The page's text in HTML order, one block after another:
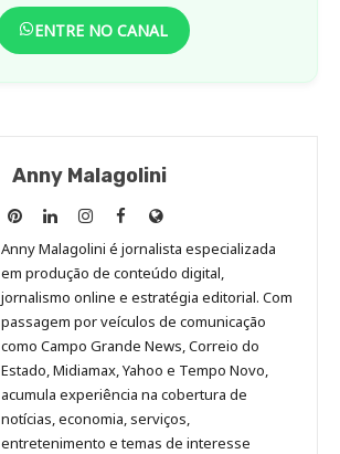
ENTRE NO CANAL
Anny Malagolini
Anny
Malagolini
no
Pinterest
Anny
Malagolini
no
LinkedIn
Anny
Malagolini
no
Instagram
Anny
Malagolini
no
Facebook
Site
de
Anny
Malagolini
Anny Malagolini é jornalista especializada
em produção de conteúdo digital,
jornalismo online e estratégia editorial. Com
passagem por veículos de comunicação
como Campo Grande News, Correio do
Estado, Midiamax, Yahoo e Tempo Novo,
acumula experiência na cobertura de
notícias, economia, serviços,
entretenimento e temas de interesse